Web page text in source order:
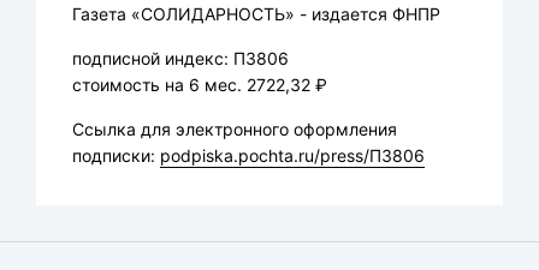
Газета «СОЛИДАРНОСТЬ» - издается ФНПР
подписной индекс: П3806
стоимость на 6 мес. 2722,32 ₽
Ссылка для электронного оформления
подписки: podpiska.pochta.ru/press/П3806